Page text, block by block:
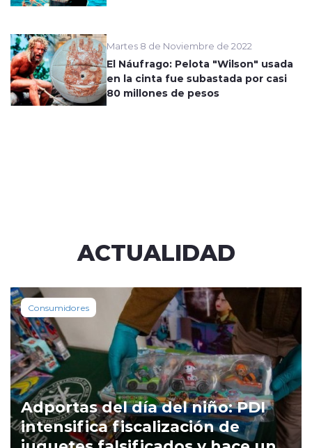
Martes 8 de Noviembre de 2022
El Náufrago: Pelota "Wilson" usada
en la cinta fue subastada por casi
80 millones de pesos
ACTUALIDAD
Consumidores
Adportas del día del niño: PDI
intensifica fiscalización de